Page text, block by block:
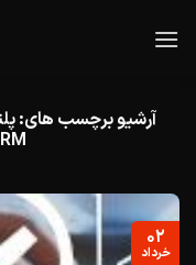
آرشیو برچسب های:
۰۲
خرداد